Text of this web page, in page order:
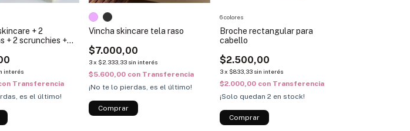
+ 2
+ 2 scrunchies +
interés
Transferencia
es el último!
Vincha skincare tela raso
$7.000,00
3x $2.333,33 sin interés
$5.600,00 con Transferencia
¡No te lo pierdas, es el último!
Comprar
Broche rectangular para
cabello
$2.500,00
3 x $833,33 sin interés
$2.000,00 con Transferencia
¡Solo quedan 2 en stock!
6 colores
Comprar